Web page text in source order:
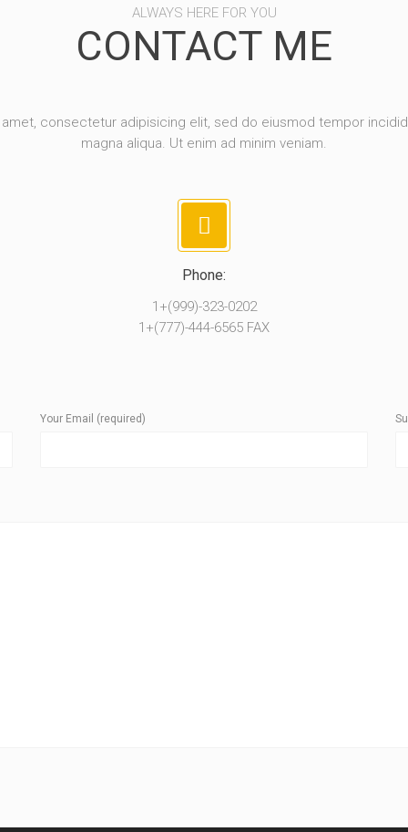
ALWAYS HERE FOR YOU
CONTACT ME
consectetur adipisicing elit, sed do eiusmod tempor
magna aliqua. Ut enim ad minim veniam.
Phone:
1+(999)-323-0202
1+(777)-444-6565 FAX
Your Email (required)